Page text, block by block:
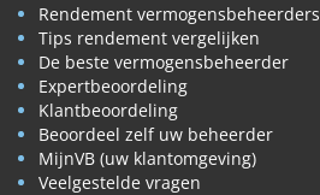
Rendement vermogensbeheerders
Tips rendement vergelijken
De beste vermogensbeheerder
Expertbeoordeling
Klantbeoordeling
Beoordeel zelf uw beheerder
MijnVB (uw klantomgeving)
Veelgestelde vragen